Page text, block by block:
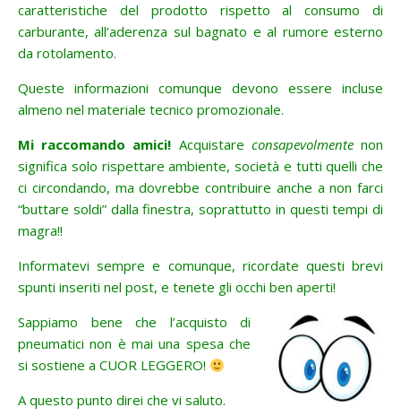
caratteristiche del prodotto rispetto al consumo di
carburante, all’aderenza sul bagnato e al rumore esterno
da rotolamento.
Queste informazioni comunque devono essere incluse
almeno nel materiale tecnico promozionale.
Mi raccomando amici! Acquistare consapevolmentenon
significa solo rispettare ambiente, società e tutti quelli che
ci circondando, ma dovrebbe contribuire anche a non farci
“buttare soldi” dalla finestra, soprattutto in questi tempi di
magra!!
Informatevi sempre e comunque, ricordate questi brevi
spunti inseriti nel post, e tenete gli occhi ben aperti!
Sappiamo bene che l’acquisto di
pneumatici non è mai una spesa che
si sostiene a CUOR LEGGERO!
A questo punto direi che vi saluto.